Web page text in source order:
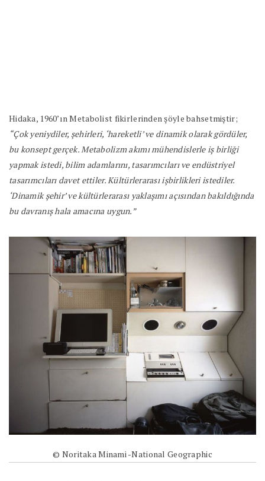
Hidaka, 1960’ın Metabolist fikirlerinden şöyle bahsetmiştir;
“Çok yeniydiler, şehirleri, ‘hareketli’ ve dinamik olarak gördüler,
bu konsept gerçek. Metabolizm akımı mühendislerle iş birliği
yapmak istedi, bilim adamlarını, tasarımcıları ve endüstriyel
tasarımcıları davet ettiler. Kültürlerarası işbirlikleri istediler.
‘Dinamik şehir’ ve kültürlerarası yaklaşımı açısından bakıldığında
bu davranış hala amacına uygun.”
© Noritaka Minami -National Geographic